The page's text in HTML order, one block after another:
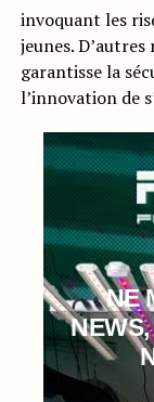
invoquant les
jeunes.
garantisse la
l’innovation de
NE